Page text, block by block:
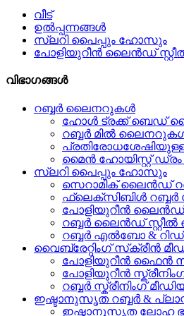
വീട്
ഉൽപ്പന്നങ്ങൾ
സ്ലറി പൈപ്പും ഹോസും
പോളിയുറീൻ ലൈൻഡ്
വിഭാഗങ്ങൾ
റബ്ബർ ലൈനറുകൾ
ഹോൾ ട്രക്ക് ബെഡ്
റബ്ബർ മിൽ
മൈൻ ഹോയിസ്റ്റ്
സ്ലറി പൈപ്പും ഹോസും
സെറാമിക് ലൈൻഡ്
ഫ്ലെക്സിബിൾ
പോളിയുറീൻ ലൈൻഡ്
റബ്ബർ ലൈൻഡ് സ്റ്റീൽ
റബ്ബർ എൽബോ &
വൈബ്രേറ്റിംഗ് സ്‌ക്രീൻ
പോളിയുറീൻ ഫൈൻ
പോളിയുറീൻ
റബ്ബർ സ്ക്രീനിംഗ്
ഇഷ്ടാനുസൃത റബ്ബർ &
ഇഷ്ടാനുസൃത ലോഹ